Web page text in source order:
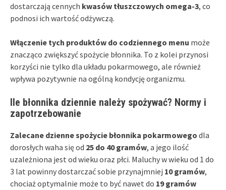
dostarczają cennych kwasów tłuszczowych omega-3, co
podnosi ich wartość odżywczą.
Włączenie tych produktów do codziennego menu może
znacząco zwiększyć spożycie błonnika. To z kolei przynosi
korzyści nie tylko dla układu pokarmowego, ale również
wpływa pozytywnie na ogólną kondycję organizmu.
Ile błonnika dziennie należy spożywać? Normy i
zapotrzebowanie
Zalecane dzienne spożycie błonnika pokarmowego dla
dorosłych waha się od 25 do 40 gramów, a jego ilość
uzależniona jest od wieku oraz płci. Maluchy w wieku od 1 do
3 lat powinny dostarczać sobie przynajmniej 10 gramów,
chociaż optymalnie może to być nawet do 19 gramów